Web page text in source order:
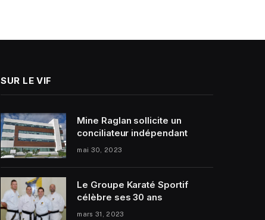
SUR LE VIF
Mine Raglan sollicite un
conciliateur indépendant
mai 30, 2023
Le Groupe Karaté Sportif
célèbre ses 30 ans
mars 31, 2023